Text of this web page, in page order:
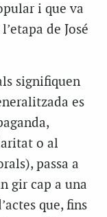
i que va
de José
signifiquen
es
o al
passa a
gir cap a una
que, fins